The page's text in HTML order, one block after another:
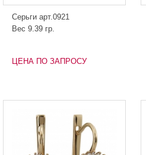
Серьги арт.0921
Вес 9.39 гр.
ЦЕНА ПО ЗАПРОСУ